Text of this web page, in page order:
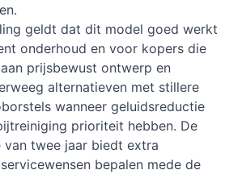
geldt dat dit model goed werkt
onderhoud en voor kopers die
prijsbewust ontwerp en
alternatieven met stillere
wanneer geluidsreductie
prioriteit hebben. De
twee jaar biedt extra
bepalen mede de